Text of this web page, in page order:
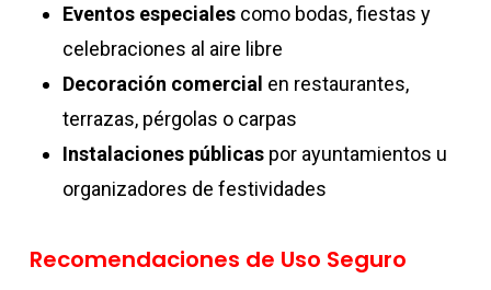
Eventos especialescomo bodas, fiestas y
celebraciones al aire libre
Decoración comercial en restaurantes,
terrazas, pérgolas o carpas
Instalaciones públicaspor ayuntamientos u
organizadores de festividades
Recomendaciones de Uso Seguro